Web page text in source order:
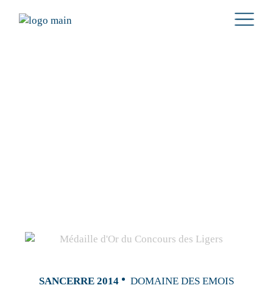
SANCERRE 2014 DOMAINE DES EMOIS